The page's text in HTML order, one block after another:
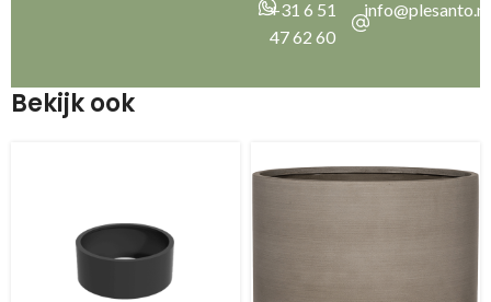
+31 6 51
47 62 60
info@plesanto.nl
Bekijk ook